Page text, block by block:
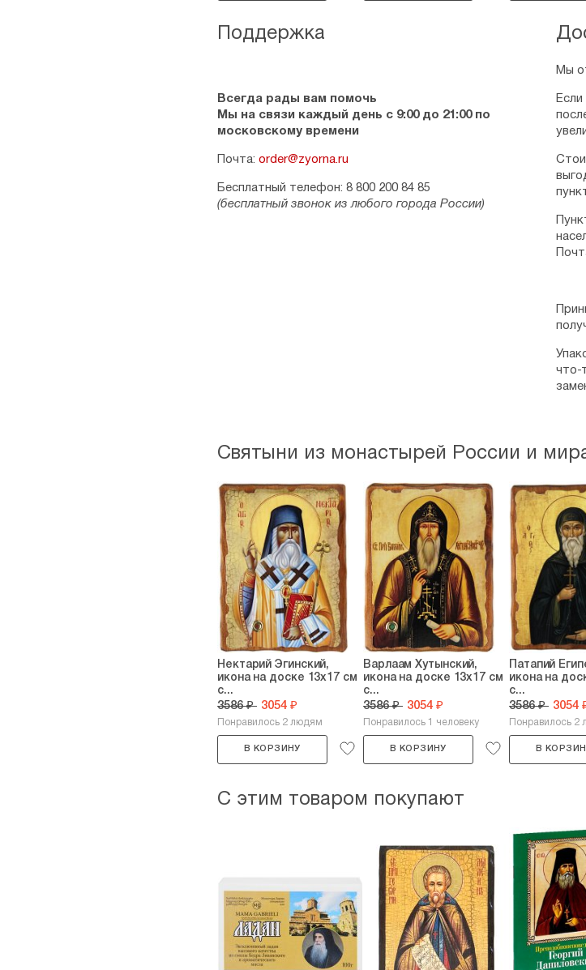
Поддержка
Всегда рады вам помочь
Мы на связи каждый день с 9:00 до 21:00 по
московскому времени
Почта: order@zyorna.ru
Бесплатный телефон: 8 800 200 84 85
(бесплатный звонок из любого города России)
Мы
что-
Святыни из монастырей России и
Нектарий Эгинский,
икона на доске 13х17 см
с...
3586 ₽ 3054 ₽
Понравилось 2 людям
В КОРЗИНУ
Варлаам Хутынский,
икона на доске 13х17 см
с...
3586 ₽ 3054 ₽
Понравилось 1 человеку
В КОРЗИНУ
Патапий
икона на
с...
3586 ₽ 3054
Понравилось 2
В
С этим товаром покупают